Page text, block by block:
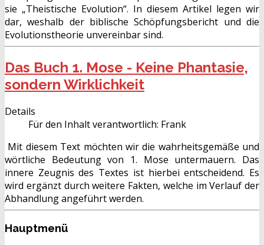
sie „Theistische Evolution“. In diesem Artikel legen wir
dar, weshalb der biblische Schöpfungsbericht und die
Evolutionstheorie unvereinbar sind.
Das Buch 1. Mose - Keine Phantasie,
sondern Wirklichkeit
Details
Für den Inhalt verantwortlich: Frank
Mit diesem Text möchten wir die wahrheitsgemäße und
wörtliche Bedeutung von 1. Mose untermauern. Das
innere Zeugnis des Textes ist hierbei entscheidend. Es
wird ergänzt durch weitere Fakten, welche im Verlauf der
Abhandlung angeführt werden.
Hauptmenü